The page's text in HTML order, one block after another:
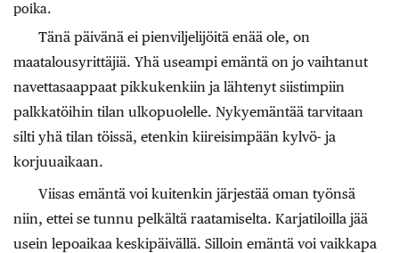
poika.
Tänä päivänä ei pienviljelijöitä enää ole, on
maatalousyrittäjiä. Yhä useampi emäntä on jo vaihtanut
navettasaappaat pikkukenkiin ja lähtenyt siistimpiin
palkkatöihin tilan ulkopuolelle. Nykyemäntää tarvitaan
silti yhä tilan töissä, etenkin kiireisimpään kylvö- ja
korjuuaikaan.
Viisas emäntä voi kuitenkin järjestää oman työnsä
niin, ettei se tunnu pelkältä raatamiselta. Karjatiloilla jää
usein lepoaikaa keskipäivällä. Silloin emäntä voi vaikkapa